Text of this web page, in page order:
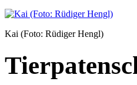
Kai (Foto: Rüdiger Hengl)